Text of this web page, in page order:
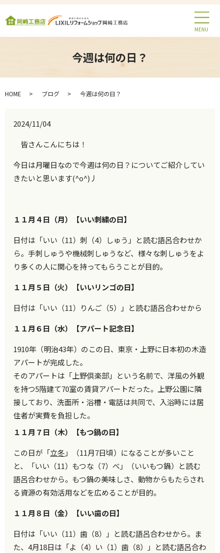
MENU
今週は何の日？
HOME ブログ 今週は何の日？
2024/11/04
皆さんこんにちは！
今日は月曜日なので今週は何の日？についてご紹介してい
きたいと思います(^o^)丿
１１月４日（月）【いい刺繍の日】
日付は「いい（11）刺（4）しゅう」と読む語呂合わせか
ら。手刺しゅうや機械刺しゅうなど、様々な刺しゅうをよ
り多くの人に関心を持ってもらうことが目的。
１１月５日（火）【いいリンゴの日】
日付は「いい（11）りんご（5）」と読む語呂合わせから
１１月６日（水）【アパート記念日】
1910年（明治43年）のこの日、東京・上野に日本初の木造
アパートが完成した。
そのアパートは「上野倶楽部」という名前で、洋風の外観
を持つ5階建て70室の賃貸アパートだった。上野公園に隣
接しており、洗面所・浴槽・電話は共同で、入浴時には居
住者が実費を負担した。
１１月７日（木）【もつ鍋の日】
この日が「立冬」（11月7日頃）になることが多いこと
と、「いい（11）もつな（7）べ」（いいもつ鍋）と読む
語呂合わせから。もつ鍋の美味しさ、動物からもたらされ
る資源の有効活用などを広めることが目的。
１１月８日（金）【いい歯の日】
日付は「いい（11）歯（8）」と読む語呂合わせから。ま
た、4月18日は「よ（4）い（1）歯（8）」と読む語呂合わ